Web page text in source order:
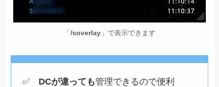
「 /soverlay 」で表示できます
✅ DCが違っても管理できるので便利